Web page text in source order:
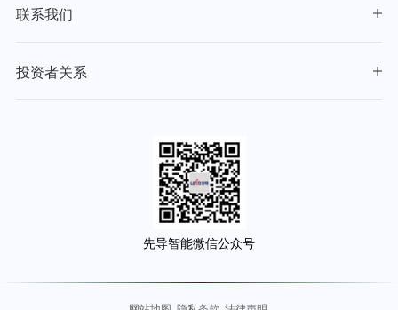
联系我们
投资者关系
先导智能微信公众号